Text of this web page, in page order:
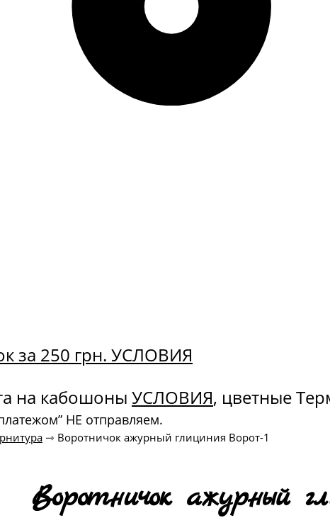
за 250 грн. УСЛОВИЯ
на кабошоны УСЛОВИЯ, цветные
НЕ отправляем.
⇾ Воротничок ажурный глициния Ворот-1
Воротничок ажурный